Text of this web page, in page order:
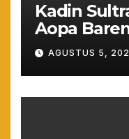
Kadin
Aopa
Siap Kerja
Muda
AGUSTUS 5,